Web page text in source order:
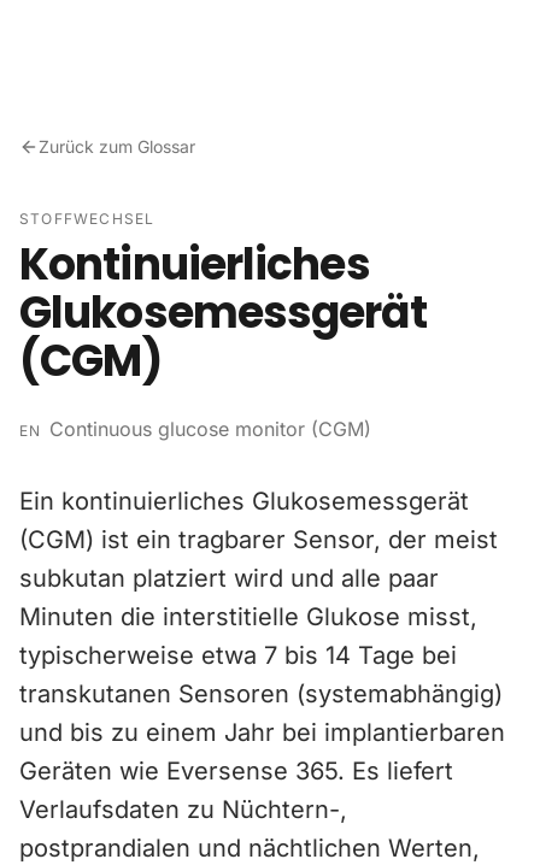
Zurück zum Glossar
STOFFWECHSEL
Kontinuierliches
Glukosemessgerät
(CGM)
EN Continuous glucose monitor (CGM)
Ein kontinuierliches Glukosemessgerät
(CGM) ist ein tragbarer Sensor, der meist
subkutan platziert wird und alle paar
Minuten die interstitielle Glukose misst,
typischerweise etwa 7 bis 14 Tage bei
transkutanen Sensoren (systemabhängig)
und bis zu einem Jahr bei implantierbaren
Geräten wie Eversense 365. Es liefert
Verlaufsdaten zu Nüchtern-,
postprandialen und nächtlichen Werten,